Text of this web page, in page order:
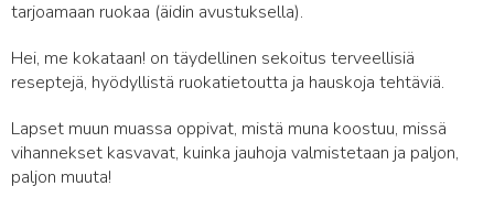
tarjoamaan ruokaa (äidin avustuksella).
Hei, me kokataan! on täydellinen sekoitus terveellisiä
reseptejä, hyödyllistä ruokatietoutta ja hauskoja tehtäviä.
Lapset muun muassa oppivat, mistä muna koostuu, missä
vihannekset kasvavat, kuinka jauhoja valmistetaan ja paljon,
paljon muuta!